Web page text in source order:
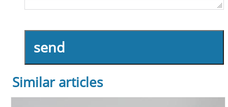
send
Similar articles